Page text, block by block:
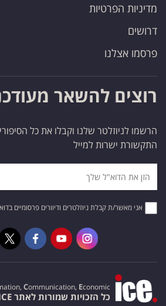
מדיניות הפרטיות
דרושים
פרסמו אצלנו
רוצים להשאר
הרשמו לניוזלטר שלנו וקבלו את כל
התקשורת ישרות למייל
אני מאשר/ת קבלת ניוזלטרים ודיוורים פרסומיים
Communication, Economic
כל הזכויות שמורות לאתר ICE. ©